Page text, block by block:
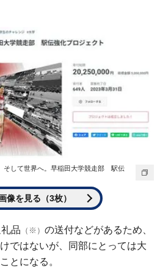
そして世界へ。早稲田大学競走部 駅伝
像を見る（3枚）
品 （※） の送付などがあるため、
ではないが、同部にとっては大
とになる。